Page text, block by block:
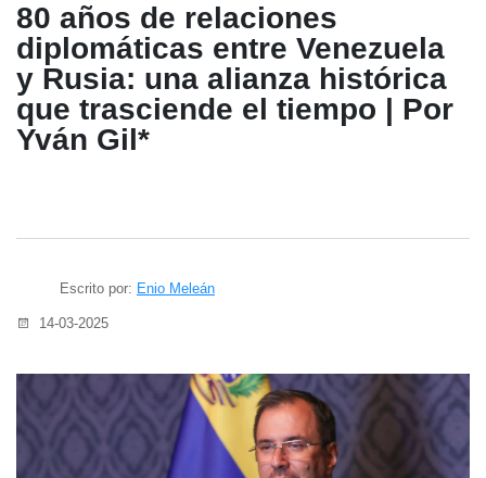
80 años de relaciones
diplomáticas entre Venezuela
y Rusia: una alianza histórica
que trasciende el tiempo | Por
Yván Gil*
Escrito por: Enio Meleán
14-03-2025